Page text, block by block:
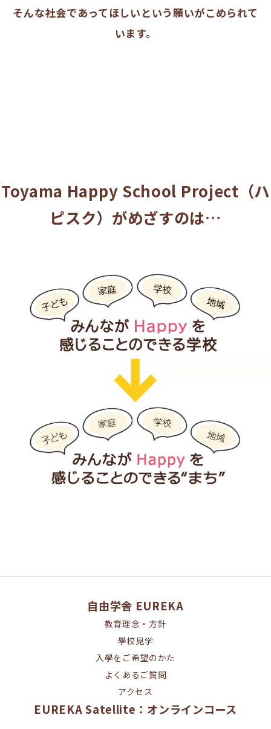
そんな社会であってほしいという願いがこめられて
います。
Toyama Happy School Project（ハ
ピスク）がめざすのは…
自由学舎 EUREKA
教育理念・方針
學校見学
入學をご希望のかた
よくあるご質問
アクセス
EUREKA Satellite：オンラインコース